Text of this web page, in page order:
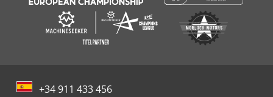
+34 911 433 456